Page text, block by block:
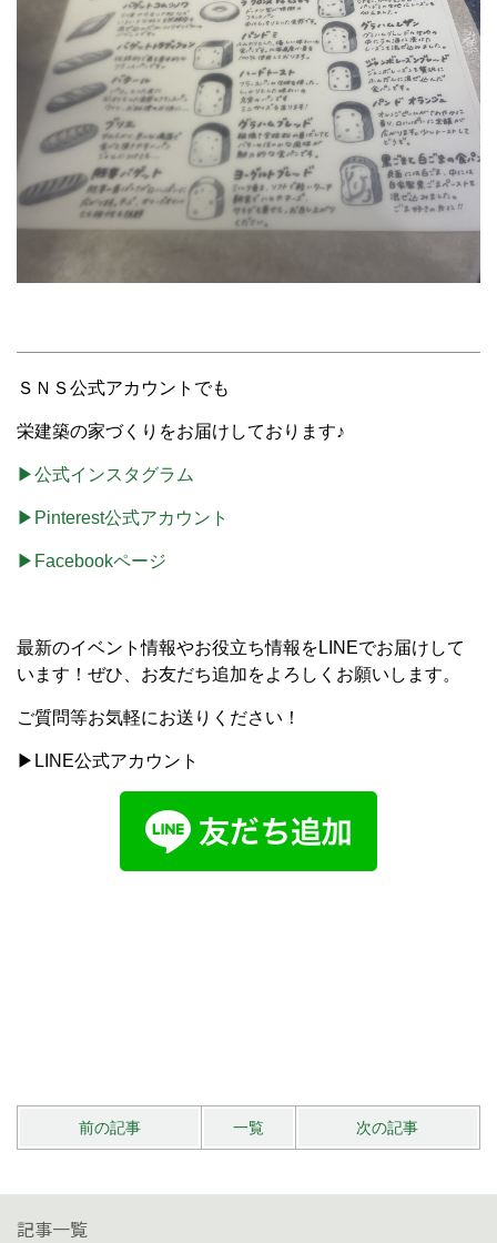
ＳＮＳ公式アカウントでも
栄建築の家づくりをお届けしております♪
▶公式インスタグラム
▶Pinterest公式アカウント
▶Facebookページ
最新のイベント情報やお役立ち情報をLINEでお届けして
います！ぜひ、お友だち追加をよろしくお願いします。
ご質問等お気軽にお送りください！
▶LINE公式アカウント
前の記事 一覧 次の記事
記事一覧